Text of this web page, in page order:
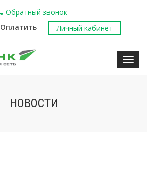
Обратный звонок
Оплатить Личный кабинет
НОВОСТИ